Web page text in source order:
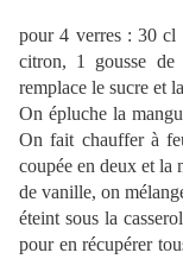
pour 4 verres : 30 cl
citron, 1 gousse
remplace le sucre et
On épluche la
On fait chauffer à
coupée en deux et la
de vanille, on
éteint sous la
pour en récupérer